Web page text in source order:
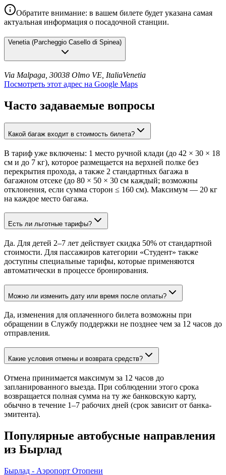
Обратите внимание: в вашем билете будет указана самая
актуальная информация о посадочной станции.
Venetia(Parcheggio Casello di Spinea)
Via Malpaga, 30038 Olmo VE, ItaliaVenetia
Посмотреть этот адрес на Google Maps
Часто задаваемые вопросы
Какой багаж входит в стоимость билета?
В тариф уже включены: 1 место ручной клади (до 42 × 30 × 18
см и до 7 кг), которое размещается на верхней полке без
перекрытия прохода, а также 2 стандартных багажа в
багажном отсеке (до 80 × 50 × 30 см каждый; возможны
отклонения, если сумма сторон ≤ 160 см). Максимум — 20 кг
на каждое место багажа.
Есть ли льготные тарифы?
Да. Для детей 2–7 лет действует скидка 50% от стандартной
стоимости. Для пассажиров категории «Студент» также
доступны специальные тарифы, которые применяются
автоматически в процессе бронирования.
Можно ли изменить дату или время после оплаты?
Да, изменения для оплаченного билета возможны при
обращении в Службу поддержки не позднее чем за 12 часов до
отправления.
Какие условия отмены и возврата средств?
Отмена принимается максимум за 12 часов до
запланированного выезда. При соблюдении этого срока
возвращается полная сумма на ту же банковскую карту,
обычно в течение 1–7 рабочих дней (срок зависит от банка-
эмитента).
Популярные автобусные направления
из Бырлад
Бырлад - Аэропорт Отопени